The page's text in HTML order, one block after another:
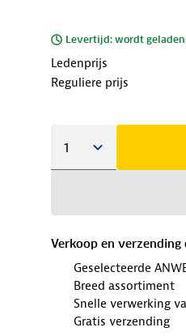
Levertijd: wordt
Ledenprijs
Reguliere prijs
Verkoop en verzending
Geselecteerde
Breed assortiment
Snelle verwerking
Gratis verzending